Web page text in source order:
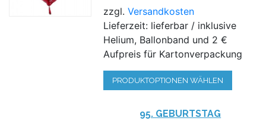
zzgl.Versandkosten
Lieferzeit: lieferbar / inklusive
Helium, Ballonband und 2 €
Aufpreis für Kartonverpackung
PRODUKTOPTIONEN WÄHLEN
95. GEBURTSTAG